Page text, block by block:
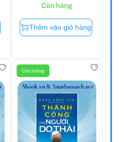
Còn hàng
Thêm vào giỏ hàng
Còn hàng